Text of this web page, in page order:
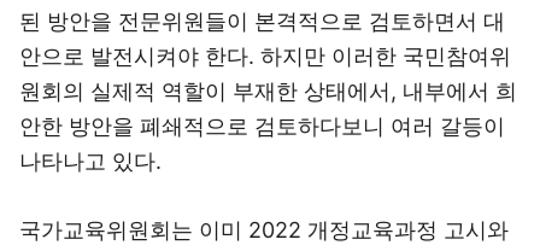
된 방안을 전문위원들이 본격적으로 검토하면서 대
안으로 발전시켜야 한다. 하지만 이러한 국민참여위
원회의 실제적 역할이 부재한 상태에서, 내부에서 희
안한 방안을 폐쇄적으로 검토하다보니 여러 갈등이
나타나고 있다.
국가교육위원회는 이미 2022 개정교육과정 고시와